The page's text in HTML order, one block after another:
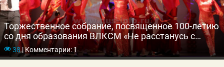
Торжественное собрание, посвященное 100-летию
со дня образования ВЛКСМ «Не расстанусь с
комсомолом!»
38|Комментарии: 1